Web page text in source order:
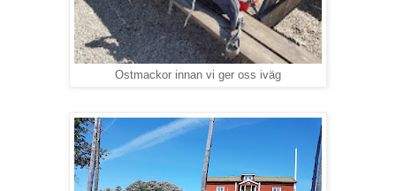
Ostmackor innan vi ger oss iväg